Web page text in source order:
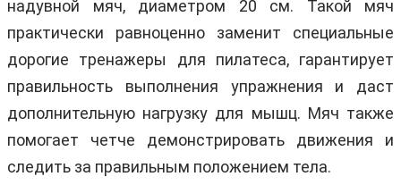
надувной мяч, диаметром 20 см. Такой мяч
практически равноценно заменит специальные
дорогие тренажеры для пилатеса, гарантирует
правильность выполнения упражнения и даст
дополнительную нагрузку для мышц. Мяч также
помогает четче демонстрировать движения и
следить за правильным положением тела.